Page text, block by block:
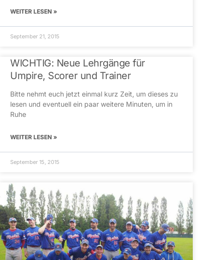
WEITER LESEN »
September 21, 2015
WICHTIG: Neue Lehrgänge für
Umpire, Scorer und Trainer
Bitte nehmt euch jetzt einmal kurz Zeit, um dieses zu
lesen und eventuell ein paar weitere Minuten, um in
Ruhe
WEITER LESEN »
September 15, 2015